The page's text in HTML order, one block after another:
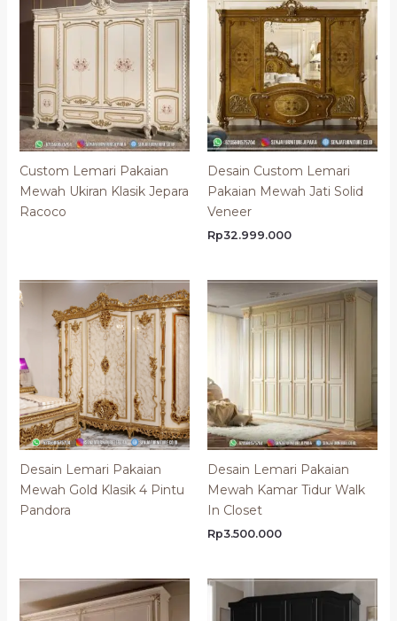
Custom Lemari Pakaian
Mewah Ukiran Klasik Jepara
Racoco
Desain Custom Lemari
Pakaian Mewah Jati Solid
Veneer
Rp32.999.000
Desain Lemari Pakaian
Mewah Gold Klasik 4 Pintu
Pandora
Desain Lemari Pakaian
Mewah Kamar Tidur Walk
In Closet
Rp3.500.000